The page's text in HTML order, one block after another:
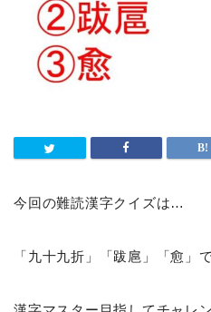
今回の難読漢字クイズは…
「九十九折」「跋扈」「愈」